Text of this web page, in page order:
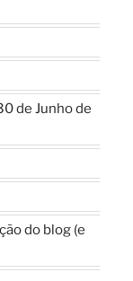
de Junho de
do blog (e